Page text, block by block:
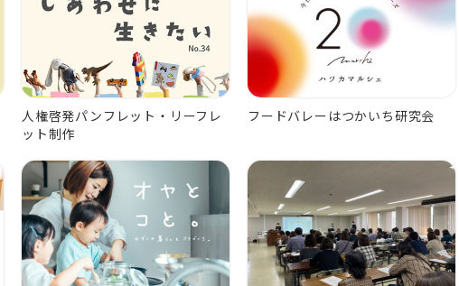
人権啓発パンフレット・リーフレ
ット制作
フードバレーはつかいち研究会